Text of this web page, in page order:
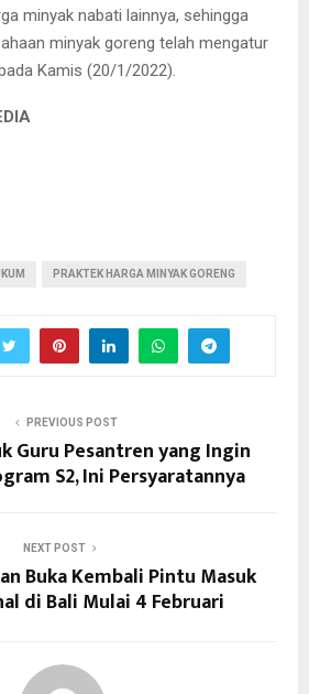
minyak nabati lainnya, sehingga
minyak goreng telah mengatur
Kamis (20/1/2022).
PRAKTEK HARGA MINYAK GORENG
PREVIOUS POST
Guru Pesantren yang Ingin
S2, Ini Persyaratannya
NEXT POST
Buka Kembali Pintu Masuk
di Bali Mulai 4 Februari